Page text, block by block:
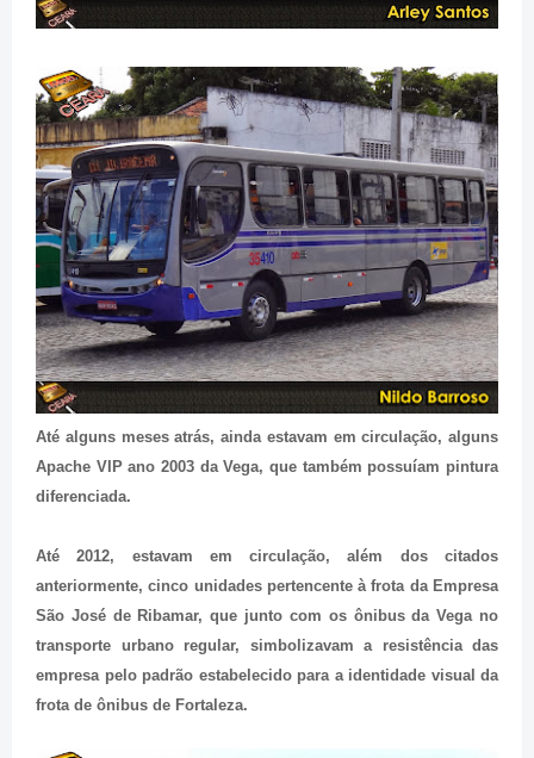
Até alguns meses atrás, ainda estavam em circulação, alguns
Apache VIP ano 2003 da Vega, que também possuíam pintura
diferenciada.
Até 2012, estavam em circulação, além dos citados
anteriormente, cinco unidades pertencente à frota da Empresa
São José de Ribamar, que junto com os ônibus da Vega no
transporte urbano regular, simbolizavam a resistência das
empresa pelo padrão estabelecido para a identidade visual da
frota de ônibus de Fortaleza.